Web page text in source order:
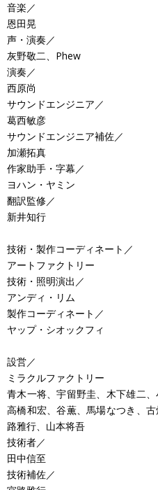
音楽／
恩田晃
声・演奏／
灰野敬二、Phew
演奏／
西原尚
サウンドエンジニア／
葛西敏彦
サウンドエンジニア補佐／
加瀬拓真
作家助手・字幕／
ヨハン・ヤミン
翻訳監修／
新井知行
技術・製作コーディネート／
アートファクトリー
技術・照明演出／
アンディ・リム
製作コーディネート／
ヤップ・シオックフィ
設営／
ミラクルファクトリー
青木一将、宇留野圭、木下雄二
高橋和宏、谷薫、馬場なつき、
路雅行、山本将吾
技術者／
田中信至
技術補佐／